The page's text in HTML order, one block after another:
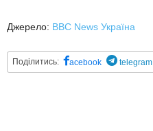
Джерело: BBC News Україна
Поділитись: acebook telegram